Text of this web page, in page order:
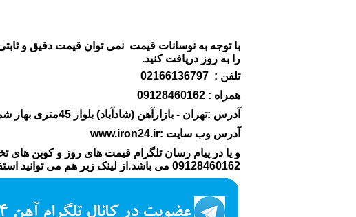
با توجه به نوسانات قیمت نمی توان قیمت دقیق و
را به روز دریافت کنید.
تلفن : 02166136797
همراه : 09128460162
آدرس :تهران - بازارآهن (شادآباد) بلوار 45متری بهار شمالی مجتمع تجاری پارس فلز بلوک E پلاک12 فروشگاه کوروش
آدرس وب سایت :www.iron24.ir
و یا در پیام رسان تلگرام قیمت های روز و کوپن های
09128460162 می باشد.از لینک زیر هم می توانید استفاده فرمایید :آدرس کانال :iron24ch